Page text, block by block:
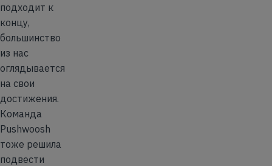
подходит к
концу,
большинство
из нас
оглядывается
на свои
достижения.
Команда
Pushwoosh
тоже решила
подвести